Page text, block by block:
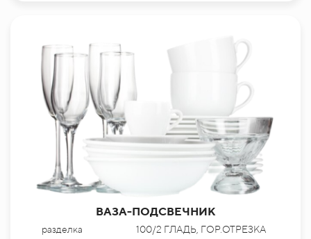
ВАЗА-ПОДСВЕЧНИК
разделка
100/2 ГЛАДЬ, ГОР.ОТРЕЗКА